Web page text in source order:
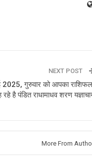
NEXT POST
गुरुवार को आपका
है पंडित राधामाधव शरण
More From